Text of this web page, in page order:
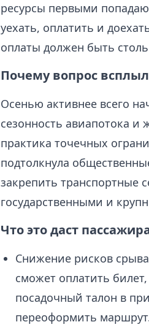
ресурсы первыми
уехать, оплатить и
оплаты должен быть
Почему вопрос
Осенью активнее всего
сезонность авиапотока
практика точечных
подтолкнула
закрепить транспортные
государственными и
Что это даст
Снижение рисков
сможет оплатить
посадочный талон в
переоформить